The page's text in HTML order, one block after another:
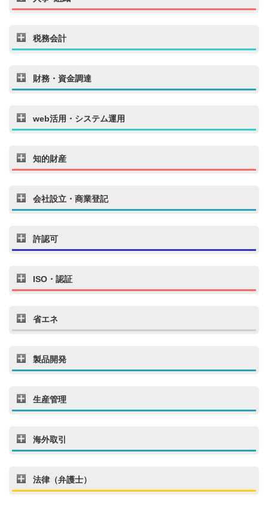
税務会計
財務・資金調達
web活用・システム運用
知的財産
会社設立・商業登記
許認可
ISO・認証
省エネ
製品開発
生産管理
海外取引
法律（弁護士）